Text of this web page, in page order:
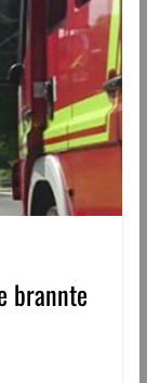
brannte